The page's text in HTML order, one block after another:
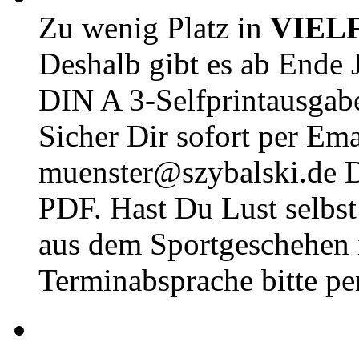
Zu wenig Platz in
Deshalb gibt es ab Ende
DIN A 3-
Sicher Dir sofort per
muenster@szybalski.de
PDF. Hast Du Lust
aus dem
Terminabsprache bitte